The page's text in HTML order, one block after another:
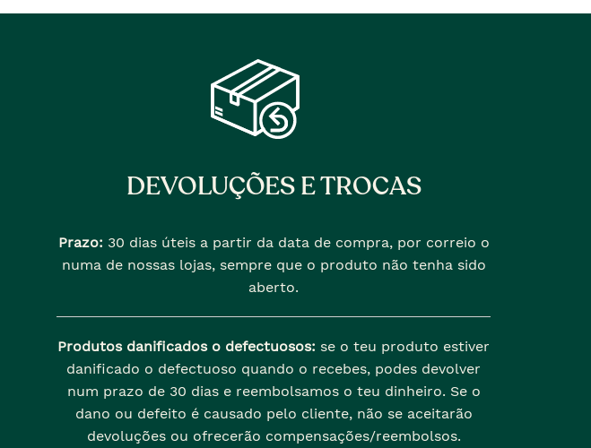
DEVOLUÇÕES E TROCAS
Prazo: 30 dias úteis a partir da data de compra, por correio o
numa de nossas lojas, sempre que o produto não tenha sido
aberto.
Produtos danificados o defectuosos: se o teu produto estiver
danificado o defectuoso quando o recebes, podes devolver
num prazo de 30 dias e reembolsamos o teu dinheiro. Se o
dano ou defeito é causado pelo cliente, não se aceitarão
devoluções ou ofrecerão compensações/reembolsos.